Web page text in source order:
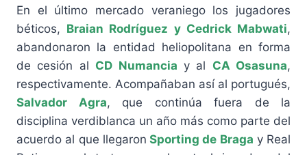
En el último mercado veraniego los jugadores
béticos, Braian Rodríguez y Cedrick Mabwati,
abandonaron la entidad heliopolitana en forma
de cesión al CD Numancia y al CA Osasuna,
respectivamente. Acompañaban así al portugués,
Salvador Agra, que continúa fuera de la
disciplina verdiblanca un año más como parte del
acuerdo al que llegaron Sporting de Braga y Real